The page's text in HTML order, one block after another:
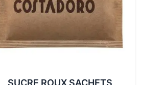
Les conditionnements disponibles :
SUCRE ROUX SACHETS